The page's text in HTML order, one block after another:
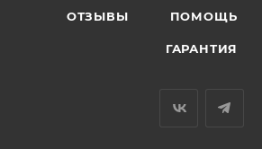
ОТЗЫВЫ ПОМОЩЬ
ГАРАНТИЯ